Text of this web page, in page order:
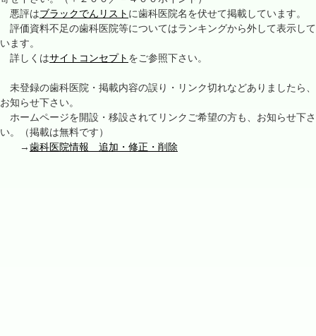
悪評はブラックでんリスト に歯科医院名を伏せて掲載しています。
評価資料不足の歯科医院等についてはランキングから外して表示して
います。
詳しくはサイトコンセプト をご参照下さい。
未登録の歯科医院・掲載内容の誤り・リンク切れなどありましたら、
お知らせ下さい。
ホームページを開設・移設されてリンクご希望の方も、お知らせ下さ
い。（掲載は無料です）
→歯科医院情報 追加・修正・削除